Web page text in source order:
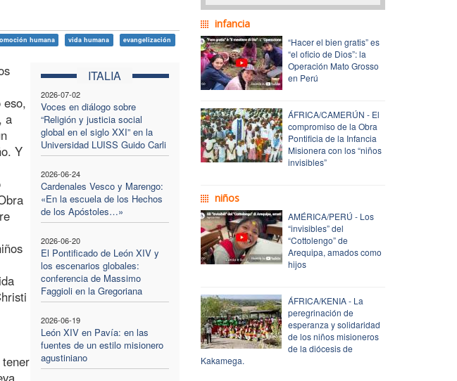
humana vida humana evangelización
ITALIA
2026-07-02
Voces en diálogo sobre
“Religión y justicia social
global en el siglo XXI” en la
Universidad LUISS Guido Carli
2026-06-24
Cardenales Vesco y Marengo:
«En la escuela de los Hechos
de los Apóstoles…»
2026-06-20
El Pontificado de León XIV y
los escenarios globales:
conferencia de Massimo
Faggioli en la Gregoriana
2026-06-19
León XIV en Pavía: en las
fuentes de un estilo misionero
agustiniano
eso,
a
Y
infancia
“Hacer el bien gratis” es
“el oficio de Dios”: la
Operación Mato Grosso
en Perú
ÁFRICA/CAMERÚN - El
compromiso de la Obra
Pontificia de la Infancia
Misionera con los “niños
invisibles”
niños
AMÉRICA/PERÚ - Los
“invisibles” del
“Cottolengo” de
Arequipa, amados como
hijos
ÁFRICA/KENIA - La
peregrinación de
esperanza y solidaridad
de los niños misioneros
de la diócesis de
Kakamega.